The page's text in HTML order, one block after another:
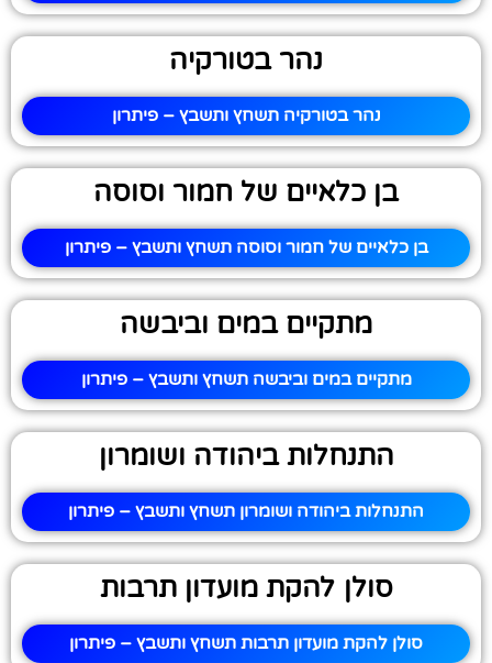
נהר בטורקיה
נהר בטורקיה תשחץ ותשבץ – פיתרון
בן כלאיים של חמור וסוסה
בן כלאיים של חמור וסוסה תשחץ ותשבץ – פיתרון
מתקיים במים וביבשה
מתקיים במים וביבשה תשחץ ותשבץ – פיתרון
התנחלות ביהודה ושומרון
התנחלות ביהודה ושומרון תשחץ ותשבץ – פיתרון
סולן להקת מועדון תרבות
סולן להקת מועדון תרבות תשחץ ותשבץ – פיתרון